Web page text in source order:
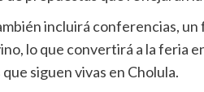
incluirá conferencias,
lo que convertirá a la feria
siguen vivas en Cholula.